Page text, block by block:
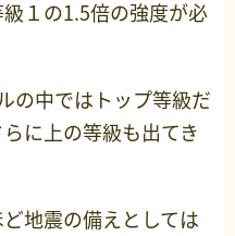
１の1.5倍の強度が必
の中ではトップ等級だ
に上の等級も出てき
地震の備えとしては